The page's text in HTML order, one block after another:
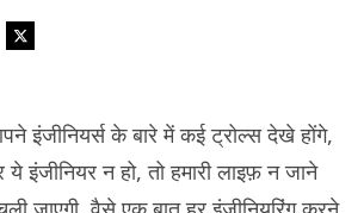
इंजीनियर्स के बारे में कई ट्रोल्स देखे होंगे,
इंजीनियर न हो, तो हमारी लाइफ़ न जाने